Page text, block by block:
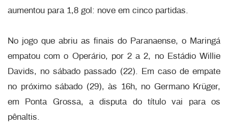
aumentou para 1,8 gol: nove em cinco partidas.
No jogo que abriu as finais do Paranaense, o Maringá
empatou com o Operário, por 2 a 2, no Estádio Willie
Davids, no sábado passado (22). Em caso de empate
no próximo sábado (29), às 16h, no Germano Krüger,
em Ponta Grossa, a disputa do título vai para os
pênaltis.